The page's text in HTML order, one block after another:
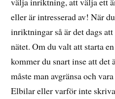
eller är intresserad av! När
inriktningar så är det dags
nätet. Om du valt att starta
kommer du snart inse att det
måste man avgränsa och
Elbilar eller varför inte